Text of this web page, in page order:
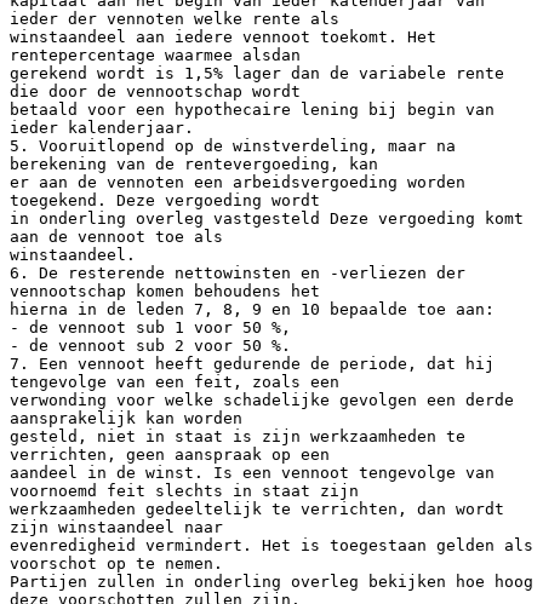
ieder der vennoten welke rente als
winstaandeel aan iedere vennoot toekomt. Het
rentepercentage waarmee alsdan
gerekend wordt is 1,5% lager dan de variabele rente
die door de vennootschap wordt
betaald voor een hypothecaire lening bij begin van
ieder kalenderjaar.
5. Vooruitlopend op de winstverdeling, maar na
berekening van de rentevergoeding, kan
er aan de vennoten een arbeidsvergoeding worden
toegekend. Deze vergoeding wordt
in onderling overleg vastgesteld Deze vergoeding komt
aan de vennoot toe als
winstaandeel.
6. De resterende nettowinsten en -verliezen der
vennootschap komen behoudens het
hierna in de leden 7, 8, 9 en 10 bepaalde toe aan:
- de vennoot sub 1 voor 50 %,
- de vennoot sub 2 voor 50 %.
7. Een vennoot heeft gedurende de periode, dat hij
tengevolge van een feit, zoals een
verwonding voor welke schadelijke gevolgen een derde
aansprakelijk kan worden
gesteld, niet in staat is zijn werkzaamheden te
verrichten, geen aanspraak op een
aandeel in de winst. Is een vennoot tengevolge van
voornoemd feit slechts in staat zijn
werkzaamheden gedeeltelijk te verrichten, dan wordt
zijn winstaandeel naar
evenredigheid vermindert. Het is toegestaan gelden als
voorschot op te nemen.
Partijen zullen in onderling overleg bekijken hoe hoog
deze voorschotten zullen zijn.